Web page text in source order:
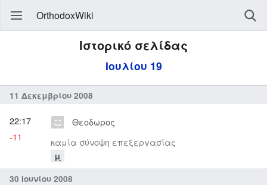
OrthodoxWiki
Ιστορικό σελίδας
Ιουλίου 19
11 Δεκεμβρίου 2008
Θεοδωρος
καμία σύνοψη επεξεργασίας
μ
22:17
-11
30 Ιουνίου 2008